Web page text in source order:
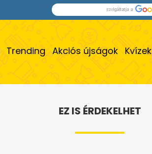
Trending Akciós újságok Kvízek
EZ IS ÉRDEKELHET